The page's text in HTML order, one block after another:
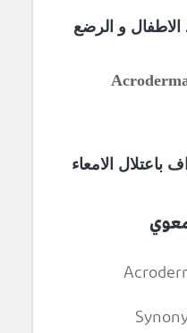
الاطفال و الرضع
باعتلال الامعاء